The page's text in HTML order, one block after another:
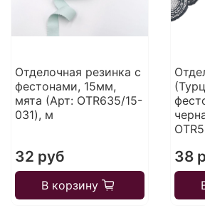
Отделочная резинка с
фестонами, 15мм,
мята (Арт: OTR635/15-
031), м
32 руб
В корзину
38